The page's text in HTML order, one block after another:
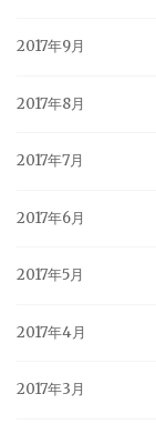
2017年9月
2017年8月
2017年7月
2017年6月
2017年5月
2017年4月
2017年3月